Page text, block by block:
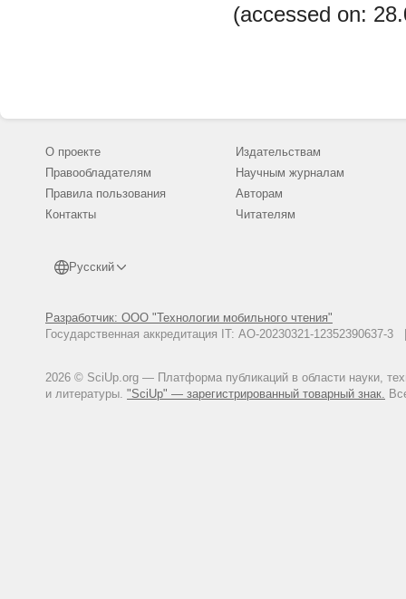
(accessed on:
О проекте
Правообладателям
Правила пользования
Контакты
Русский
Разработчик: ООО "Технологии мобильного чтения"
Государственная аккредитация IT: АО-20230321-
2026 © SciUp.org — Платформа публикаций в области науки,
и литературы. "SciUp" — зарегистрированный товарный знак.
Издательствам
Научным журналам
Авторам
Читателям